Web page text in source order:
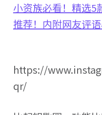
小资族必看！精选5
推荐！内附网友评
https://
qr/